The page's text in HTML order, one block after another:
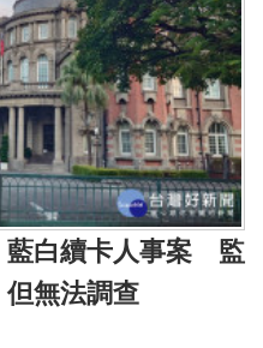
藍白續卡人事案 監
但無法調查